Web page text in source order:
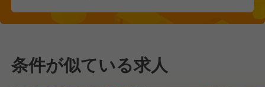
条件が似ている求人